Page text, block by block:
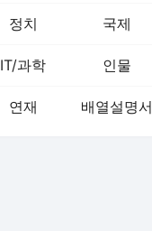
정치 국제
IT/과학 인물
연재 배열설명서